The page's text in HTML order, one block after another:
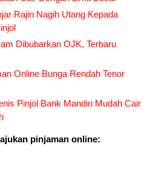
Rajin Nagih Utang Kepada
Dibubarkan OJK, Terbaru
Online Bunga Rendah Tenor
Pinjol Bank Mandiri Mudah Cair
pinjaman online: